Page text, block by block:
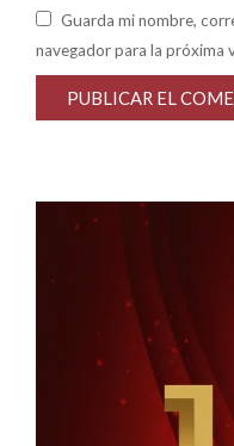
Guarda mi nombre,
navegador para la próxima